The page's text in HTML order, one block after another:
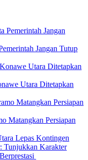
Jangan Tutup
Utara Ditetapkan
Matangkan Persiapan